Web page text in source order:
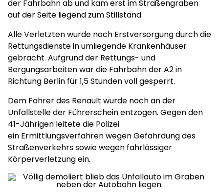
der Fahrbahn ab und kam erst im Straßengraben
auf der Seite liegend zum Stillstand.
Alle Verletzten wurde nach Erstversorgung durch die
Rettungsdienste in umliegende Krankenhäuser
gebracht. Aufgrund der Rettungs- und
Bergungsarbeiten war die Fahrbahn der A2 in
Richtung Berlin für 1,5 Stunden voll gesperrt.
Dem Fahrer des Renault wurde noch an der
Unfallstelle der Führerschein entzogen. Gegen den
41-Jährigen leitete die Polizei
ein Ermittlungsverfahren wegen Gefährdung des
Straßenverkehrs sowie wegen fahrlässiger
Körperverletzung ein.